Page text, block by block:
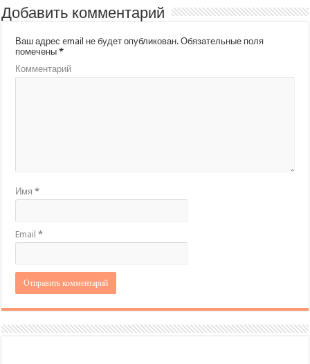
Добавить комментарий
Ваш адрес email не будет опубликован. Обязательные поля
помечены*
Комментарий
Имя*
Email*